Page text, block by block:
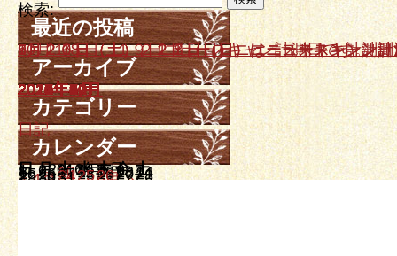
検索:
最近の投稿
10月１８日、１９日ニュースキャン計測日です。
9月２０日（土）、２１日（日）はニュースキャン
7月２６日（土）、２７日（日）ニュースキャン計
6月２１日（土）２２日（日）ニュースキャン計測日
5月１７日（土）、１８日（日）はニュースキャン
アーカイブ
2025年10月
2025年9月
2025年7月
2025年6月
2025年5月
2025年4月
2025年3月
2025年2月
2024年12月
2024年11月
2024年10月
2024年9月
2024年7月
2024年5月
2024年3月
2024年1月
2023年12月
2023年11月
2023年10月
2023年8月
2023年7月
2023年6月
2023年4月
2023年3月
2023年2月
2023年1月
2022年12月
2022年11月
2022年9月
2022年8月
2022年7月
2022年6月
2022年5月
2022年4月
2022年3月
2022年2月
2021年12月
2021年11月
2021年10月
2021年8月
2021年7月
2021年6月
2021年5月
2021年4月
2021年3月
2021年1月
2020年12月
2020年10月
2020年6月
2020年5月
2020年3月
2019年12月
2019年10月
2019年9月
2019年7月
2019年6月
2019年4月
2019年3月
2019年2月
2019年1月
2018年11月
2018年10月
2018年9月
2018年8月
2018年5月
2018年4月
2018年3月
2018年2月
2018年1月
2017年12月
2017年11月
2017年10月
2017年9月
2017年8月
2017年7月
2017年6月
2017年5月
2017年4月
2017年3月
2017年2月
2017年1月
2016年12月
2016年11月
2016年10月
2016年9月
2016年8月
2016年7月
2016年6月
2016年5月
2016年4月
2016年3月
2016年2月
2016年1月
2015年12月
2015年11月
2015年10月
2015年9月
2015年8月
2015年7月
2015年6月
2015年5月
2015年4月
2015年3月
2015年2月
2015年1月
2014年12月
2014年11月
2014年10月
2014年9月
2014年8月
2014年7月
2014年6月
2014年5月
2014年4月
2014年3月
カテゴリー
日記
カレンダー
2016年5月
日 月 火 水 木 金 土
« 4月 6月 »
1 2 3 4 5 6 7
8 9 1011121314
15161718192021
22232425262728
293031